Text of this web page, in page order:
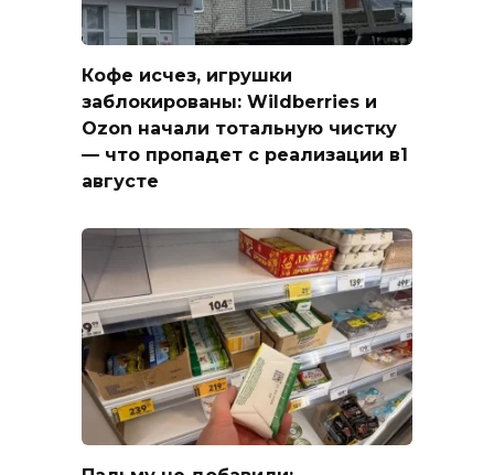
Кофе исчез, игрушки
заблокированы: Wildberries и
Ozon начали тотальную чистку
— что пропадет с реализации в1
августе